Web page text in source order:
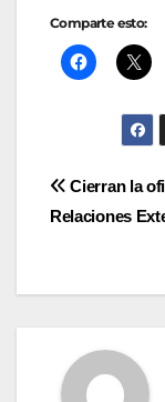
Comparte esto:
Cierran la
Relaciones